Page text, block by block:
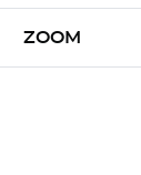
ZOOM